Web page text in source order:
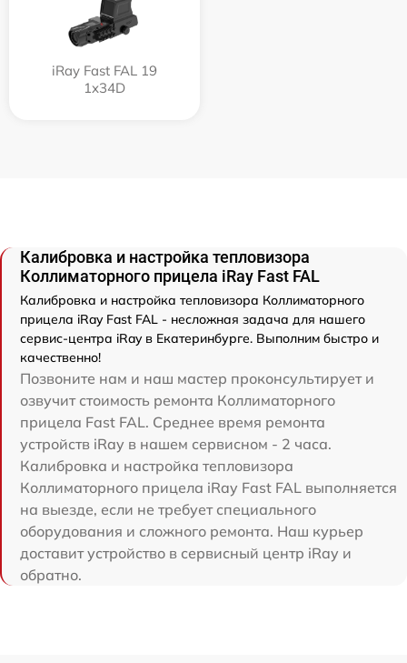
iRay Fast FAL 19
1x34D
Калибровка и настройка тепловизора
Коллиматорного прицела iRay Fast FAL
Калибровка и настройка тепловизора Коллиматорного
прицела iRay Fast FAL - несложная задача для нашего
сервис-центра iRay в Екатеринбурге. Выполним быстро и
качественно!
Позвоните нам и наш мастер проконсультирует и
озвучит стоимость ремонта Коллиматорного
прицела Fast FAL. Среднее время ремонта
устройств iRay в нашем сервисном - 2 часа.
Калибровка и настройка тепловизора
Коллиматорного прицела iRay Fast FAL выполняется
на выезде, если не требует специального
оборудования и сложного ремонта. Наш курьер
доставит устройство в сервисный центр iRay и
обратно.